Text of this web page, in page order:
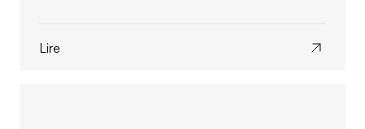
Lire